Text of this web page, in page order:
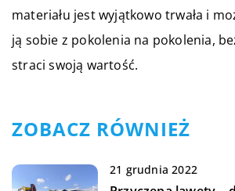
materiału jest wyjątkowo trwała i
ją sobie z pokolenia na pokolenia,
straci swoją wartość.
ZOBACZ RÓWNIEŻ
21 grudnia 2022